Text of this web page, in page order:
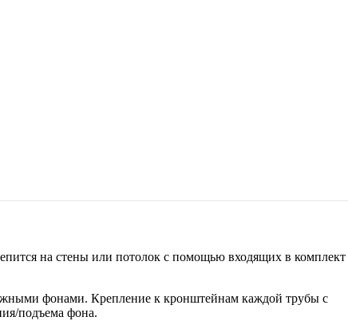
на стены или потолок с помощью входящих в комплект
фонами. Крепление к кронштейнам каждой трубы с
подъема фона.